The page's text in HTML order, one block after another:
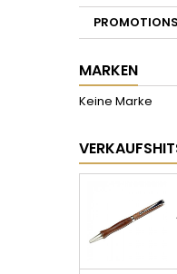
PROMOTIONS
MARKEN
Keine Marke